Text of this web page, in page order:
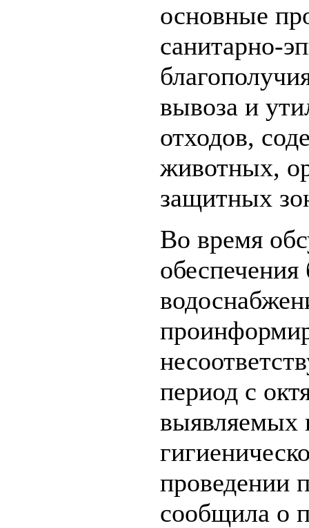
основные
санитарно-
вывоза и
отходов,
животных,
защитных
Во время
обеспечения
период с
выявляемых
проведении
сообщила о